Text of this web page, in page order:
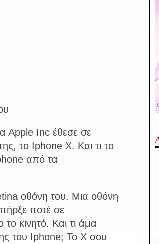
Αpple Inc έθεσε σε
το Iphone X. Και τι το
από τα
οθόνη του. Μια οθόνη
ποτέ σε
κινητό. Και τι άμα
τoυ Iphone; Το Χ σου